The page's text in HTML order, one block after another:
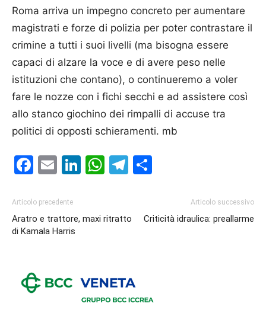
Roma arriva un impegno concreto per aumentare
magistrati e forze di polizia per poter contrastare il
crimine a tutti i suoi livelli (ma bisogna essere
capaci di alzare la voce e di avere peso nelle
istituzioni che contano), o continueremo a voler
fare le nozze con i fichi secchi e ad assistere così
allo stanco giochino dei rimpalli di accuse tra
politici di opposti schieramenti. mb
Facebook
EmailLinkedIn
WhatsApp
Telegram
Articolo precedente
Aratro e trattore, maxi ritratto
di Kamala Harris
Articolo successivo
Criticità idraulica: preallarme